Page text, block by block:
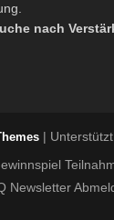
nach
| Unterstützt
Newsletter